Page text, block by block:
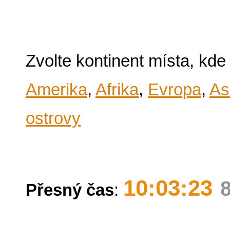
Zvolte kontinent místa,
Amerika, Afrika, Evropa,
ostrovy
Přesný čas: 10:03:23